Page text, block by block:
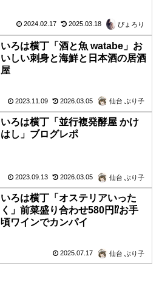
2024.02.17 2025.03.18 ぴょろり
いろは横丁「酒と魚 watabe」お
いしい刺身と海鮮と日本酒の居酒
屋
2023.11.09 2026.03.05 仙台 ぶり子
いろは横丁「並行複発酵屋 かけ
はし」ブログレポ
2023.09.13 2026.03.05 仙台 ぶり子
いろは横丁「オステリアいった
く」前菜盛り合わせ580円⁉お手
頃ワインでカンパイ
2025.07.17 仙台 ぶり子